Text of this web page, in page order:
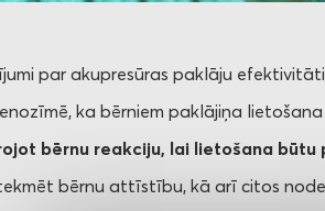
par akupresūras paklāju
ka bērniem paklājiņa
bērnu reakciju, lai lietošana būtu
bērnu attīstību, kā arī citos